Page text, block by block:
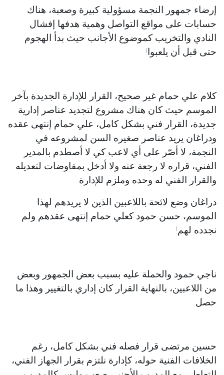
إرضاء جمهور النجمة مسؤولية كبيرة وصعبة، هناك
حسابات على مواقع التواصل وهمية هدفها إفشال
النادي والتخريب كموضوع الأجانب حيث بدأ الهجوم
حتى قبل أن يلعبوا!
كلام علي حمام غير صحيح، القرار للإدارة الجديدة بآخر
الموسم حيث كان هناك مشروع لتجديد عناصر إدارية
جديدة، القرار فني بشكل كامل، علي حمام إنتهى عقده
ودراغان يريد عناصر صغيره السن لمشروعه في
النجمة، لا أصّر على أي لاعب كي لا أصطدم بالمدير
الفني، قراره لا رجعة عنه ولا أدخل بمفاوضات لتعديله
والقرار الفني له وحده وملزم للإدارة.
دراغان وضع لائحة باللاعبين الذين لا يريدهم لهذا
الموسم، حسن حمود كعلي حمام إنتهى عقدهم ولم
نجدده لهم!
ناجي حمود والحملة عليه بسبب بعض الجمهور وبعض
من اللاعبين، بالنهاية القرار كان إداري بالتغيير وهذا ما
حصل.
حسين مرتضى قرار فصله فني بشكل كامل، رغم
الخلافات الفنية حوله، كإدارة نلتزم بقرار الجهاز الفني،